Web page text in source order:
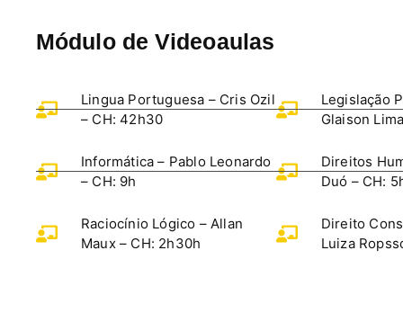
Módulo de Videoaulas
Lingua Portuguesa – Cris Ozil
– CH: 42h30
Informática – Pablo Leonardo
– CH: 9h
Raciocínio Lógico – Allan
Maux – CH: 2h30h
Legislação
Glaison
Direitos
Duó – CH:
Direito
Luiza